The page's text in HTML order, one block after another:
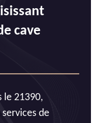
cave
le 21390,
de